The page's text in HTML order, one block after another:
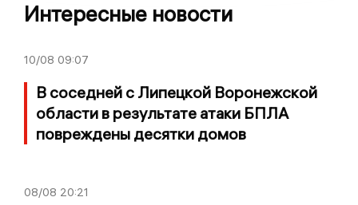
Интересные новости
10/08 09:07
В соседней с Липецкой Воронежской
области в результате атаки БПЛА
повреждены десятки домов
08/08 20:21